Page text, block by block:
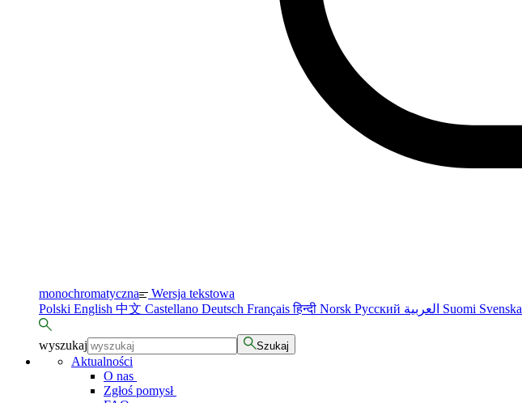
monochromatyczna Wersja tekstowa
Polski English 中文 Castellano Deutsch Françaisहिन्दी Norsk Русский Suomi Svenska
wyszukaj Szukaj
Aktualności
O nas
Zgłoś pomysł